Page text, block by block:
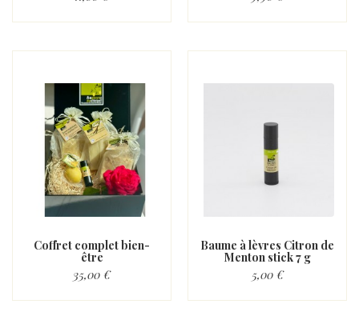
Coffret complet bien-
être
35,00 €
Baume à lèvres Citron de
Menton stick 7 g
5,00 €